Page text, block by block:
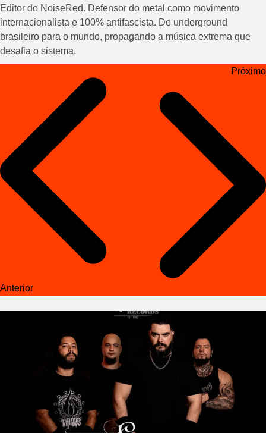
Editor do NoiseRed. Defensor do metal como movimento
internacionalista e 100% antifascista. Do underground
brasileiro para o mundo, propagando a música extrema que
desafia o sistema.
Navegação
Anterior
Próximo